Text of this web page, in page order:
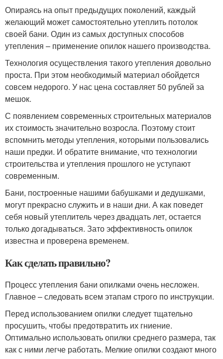
Опираясь на опыт предыдущих поколений, каждый
желающий может самостоятельно утеплить потолок
своей бани. Один из самых доступных способов
утепления – применение опилок нашего производства.
Технология осуществления такого утепления довольно
проста. При этом необходимый материал обойдется
совсем недорого. У нас цена составляет 50 рублей за
мешок.
С появлением современных строительных материалов
их стоимость значительно возросла. Поэтому стоит
вспомнить методы утепления, которыми пользовались
наши предки. И обратите внимание, что технологии
строительства и утепления прошлого не уступают
современным.
Бани, построенные нашими бабушками и дедушками,
могут прекрасно служить и в наши дни. А как поведет
себя новый утеплитель через двадцать лет, остается
только догадываться. Зато эффективность опилок
известна и проверена временем.
Как сделать правильно?
Процесс утепления бани опилками очень несложен.
Главное – следовать всем этапам строго по инструкции.
Перед использованием опилки следует тщательно
просушить, чтобы предотвратить их гниение.
Оптимально использовать опилки среднего размера, так
как с ними легче работать. Мелкие опилки создают много